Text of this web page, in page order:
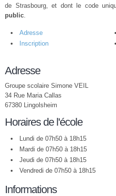
de Strasbourg, et dont le code
public.
Adresse
Inscription
Adresse
Groupe scolaire Simone VEIL
34 Rue Maria Callas
67380 Lingolsheim
Horaires de l'école
Lundi de 07h50 à 18h15
Mardi de 07h50 à 18h15
Jeudi de 07h50 à 18h15
Vendredi de 07h50 à 18h15
Informations